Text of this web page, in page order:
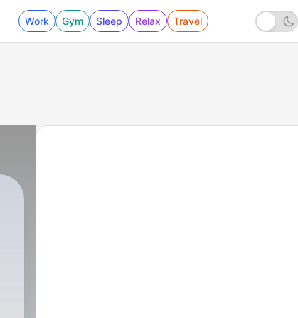
Work Gym Sleep Relax Travel